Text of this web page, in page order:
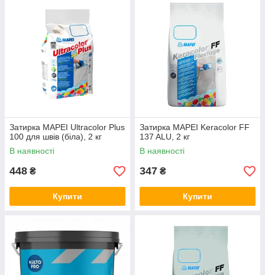
Затирка MAPEI Ultracolor Plus
100 для швів (біла), 2 кг
В наявності
448 ₴
Купити
Затирка MAPEI Keracolor FF
137 ALU, 2 кг
В наявності
347 ₴
Купити